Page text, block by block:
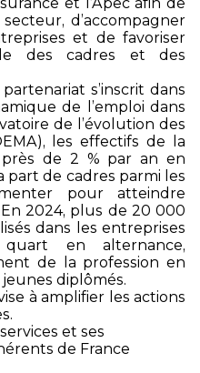
d’accompagner
et de favoriser
des cadres et des
s’inscrit dans
de l’emploi dans
de l’évolution des
les effectifs de la
de 2 % par an en
part de cadres parmi les
pour atteindre
2024, plus de 20 000
dans les entreprises
en alternance,
de la profession en
diplômés.
à amplifier les actions
et ses
de France